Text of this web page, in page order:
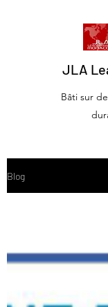
JLA
Bâti sur
Blog